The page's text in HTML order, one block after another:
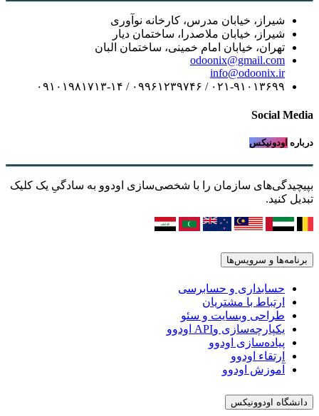
شیراز، خیابان مدرس، کارخانه نوآوری
شیراز، خیابان ملاصدرا، ساختمان دیار
تهران، خیابان امام خمینی، ساختمان البان
odoonix@gmail.com
info@odoonix.ir
۰۲۱-۹۱۰۱۳۶۹۹ / ۰۹۹۶۱۲۳۹۷۴۶ / ۰۹۱۰۱۹۸۱۷۱۳-۱۴
Social Media
درباره اودونیکس
بپیچیدگی‌های سازمان را با شخصی‌سازی اودوو به سادگیِ یک کلیک
تبدیل کنید.
برنامه‌ها و سرویس‌ها
حسابداری و حسابرسی
ارتباط با مشتریان
طراحی وبسایت و سئو
یکپارچه‌سازی وAPI اودوو
پیاده‌سازی اودوو
ارتقاء اودوو
آموزش اودوو
دانشگاه اودوونیکس